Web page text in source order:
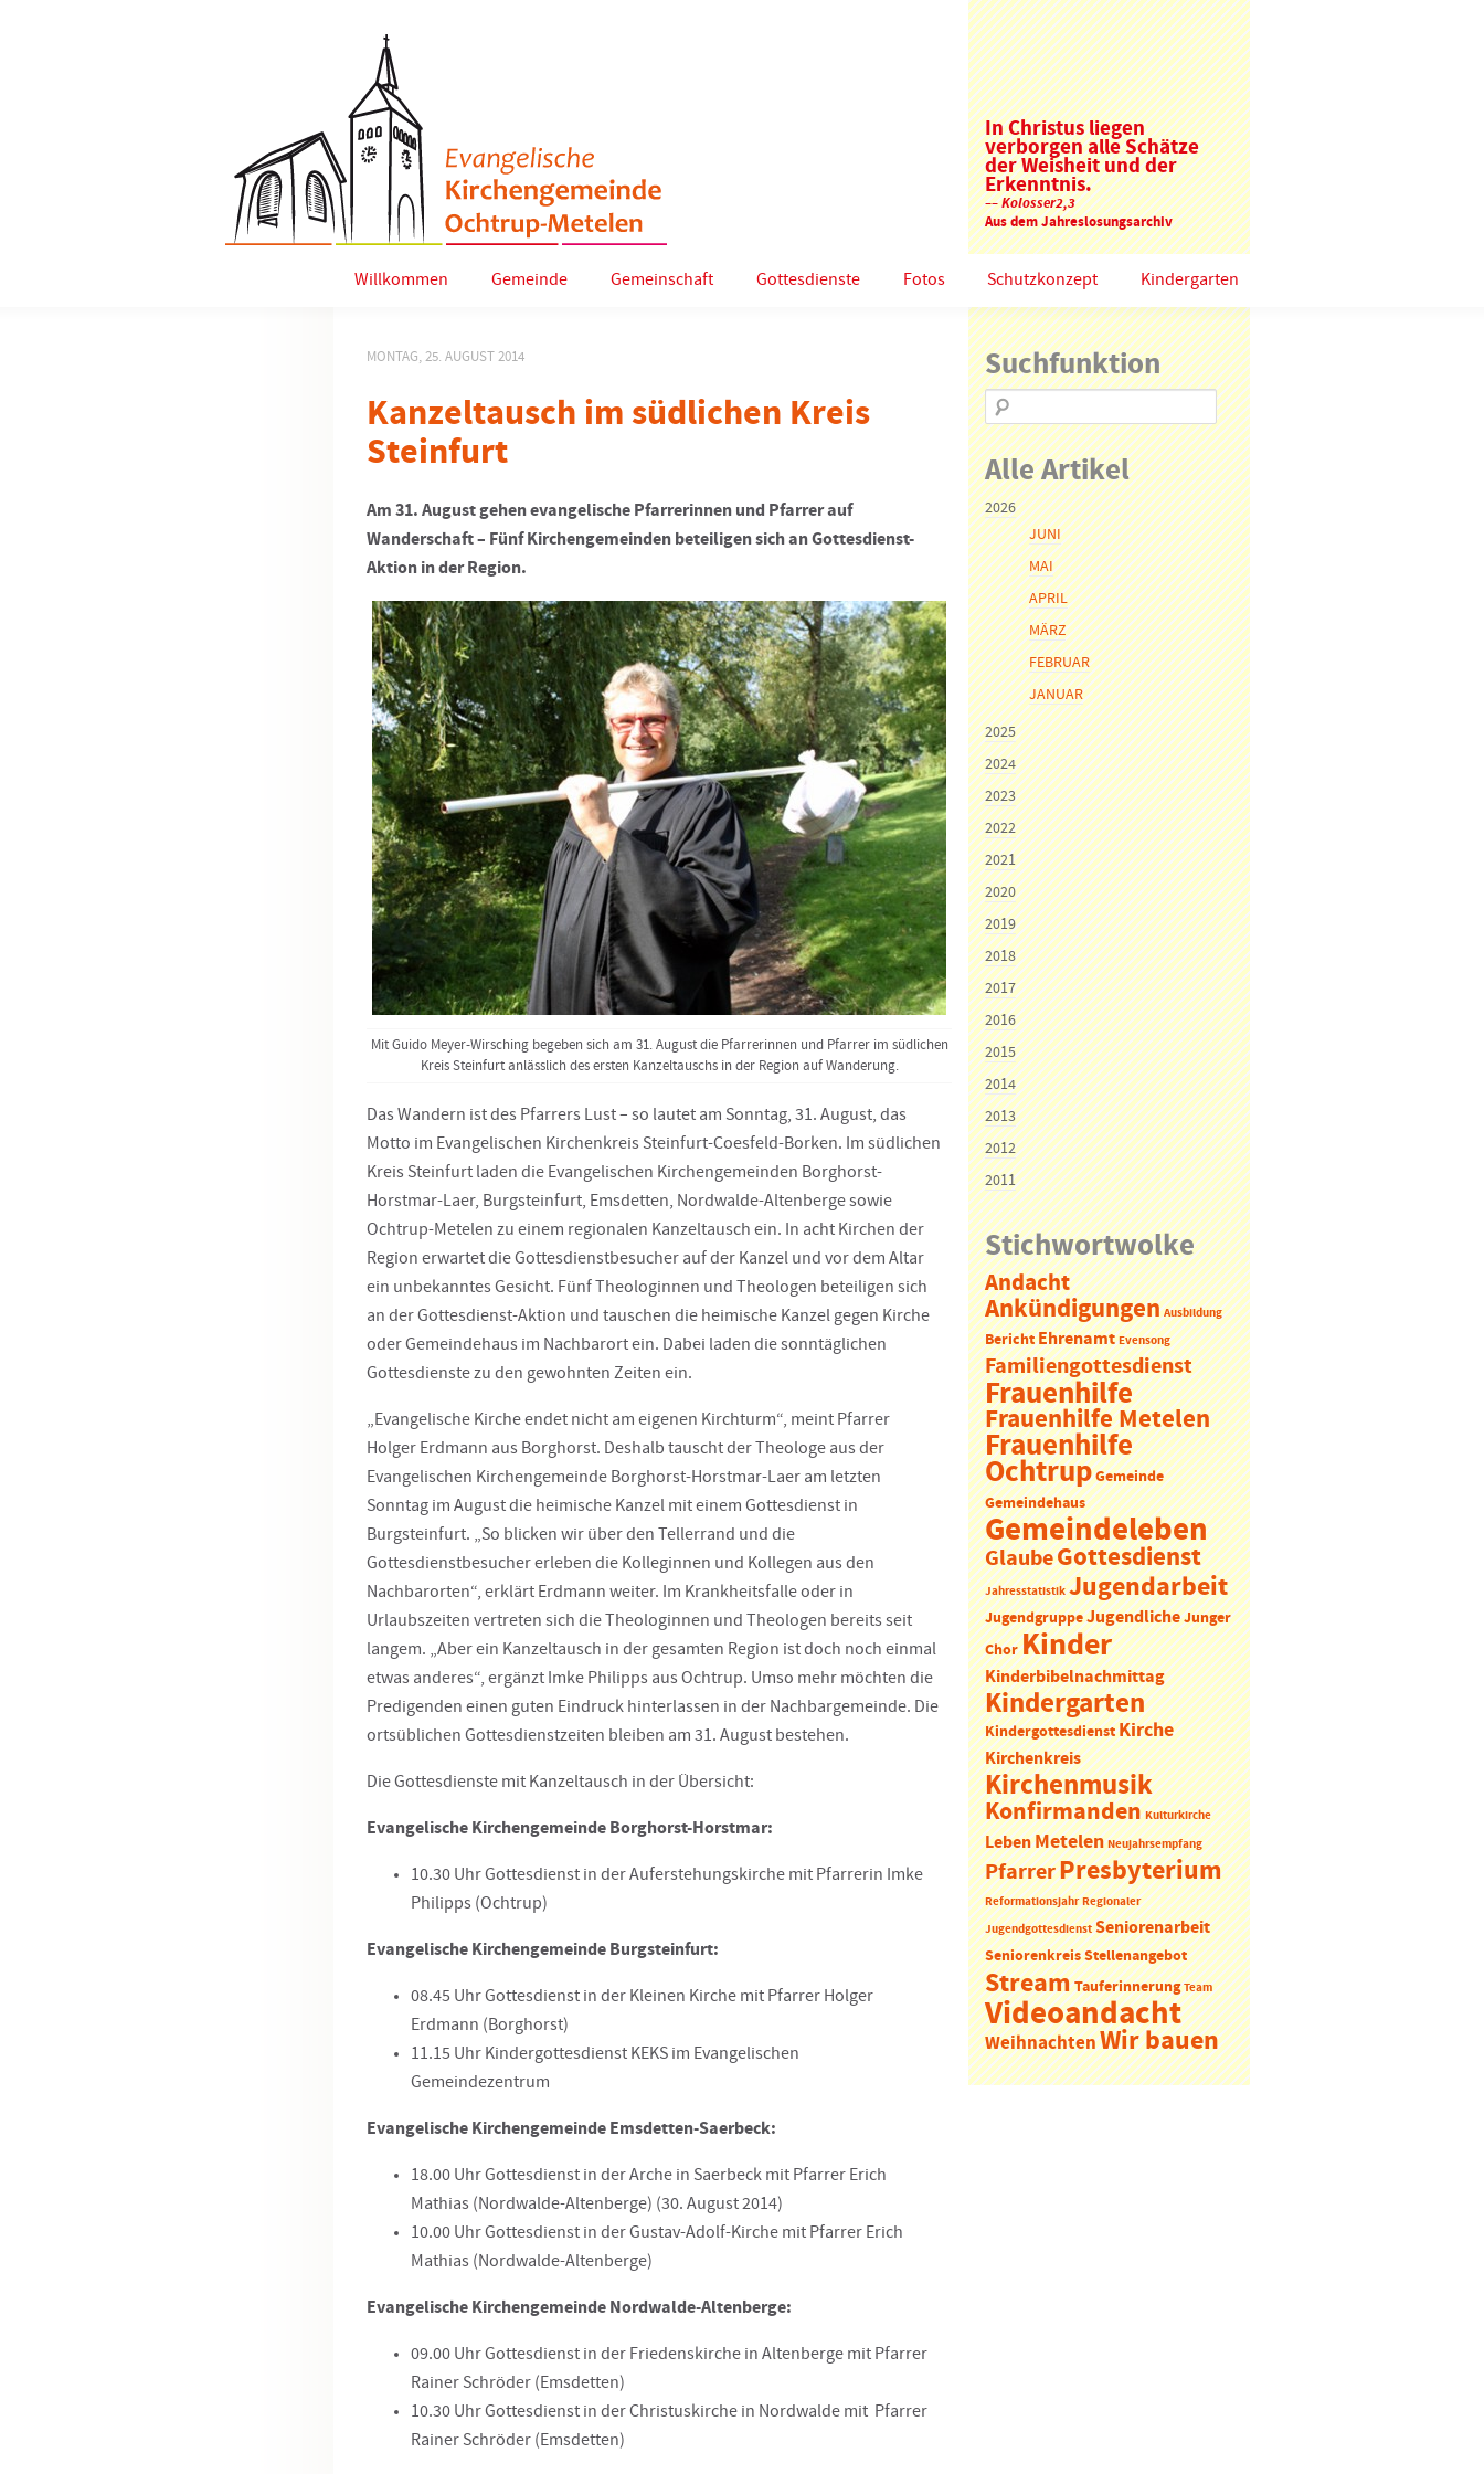
In Christus liegen
verborgen alle Schätze
der Weisheit und der
Erkenntnis.
–– Kolosser2,3
Aus dem Jahreslosungsarchiv
Willkommen Gemeinde Gemeinschaft Gottesdienste Fotos Schutzkonzept Kindergarten
MONTAG, 25. AUGUST 2014
Kanzeltausch im südlichen Kreis
Steinfurt
Am 31. August gehen evangelische Pfarrerinnen und Pfarrer auf
Wanderschaft – Fünf Kirchengemeinden beteiligen sich an Gottesdienst-
Aktion in der Region.
Mit Guido Meyer-Wirsching begeben sich am 31. August die Pfarrerinnen und Pfarrer im südlichen
Kreis Steinfurt anlässlich des ersten Kanzeltauschs in der Region auf Wanderung.
Das Wandern ist des Pfarrers Lust – so lautet am Sonntag, 31. August, das
Motto im Evangelischen Kirchenkreis Steinfurt-Coesfeld-Borken. Im südlichen
Kreis Steinfurt laden die Evangelischen Kirchengemeinden Borghorst-
Horstmar-Laer, Burgsteinfurt, Emsdetten, Nordwalde-Altenberge sowie
Ochtrup-Metelen zu einem regionalen Kanzeltausch ein. In acht Kirchen der
Region erwartet die Gottesdienstbesucher auf der Kanzel und vor dem Altar
ein unbekanntes Gesicht. Fünf Theologinnen und Theologen beteiligen sich
an der Gottesdienst-Aktion und tauschen die heimische Kanzel gegen Kirche
oder Gemeindehaus im Nachbarort ein. Dabei laden die sonntäglichen
Gottesdienste zu den gewohnten Zeiten ein.
„Evangelische Kirche endet nicht am eigenen Kirchturm“, meint Pfarrer
Holger Erdmann aus Borghorst. Deshalb tauscht der Theologe aus der
Evangelischen Kirchengemeinde Borghorst-Horstmar-Laer am letzten
Sonntag im August die heimische Kanzel mit einem Gottesdienst in
Burgsteinfurt. „So blicken wir über den Tellerrand und die
Gottesdienstbesucher erleben die Kolleginnen und Kollegen aus den
Nachbarorten“, erklärt Erdmann weiter. Im Krankheitsfalle oder in
Urlaubszeiten vertreten sich die Theologinnen und Theologen bereits seit
langem. „Aber ein Kanzeltausch in der gesamten Region ist doch noch einmal
etwas anderes“, ergänzt Imke Philipps aus Ochtrup. Umso mehr möchten die
Predigenden einen guten Eindruck hinterlassen in der Nachbargemeinde. Die
ortsüblichen Gottesdienstzeiten bleiben am 31. August bestehen.
Die Gottesdienste mit Kanzeltausch in der Übersicht:
Evangelische Kirchengemeinde Borghorst-Horstmar:
10.30 Uhr Gottesdienst in der Auferstehungskirche mit Pfarrerin Imke
Philipps (Ochtrup)
Evangelische Kirchengemeinde Burgsteinfurt:
08.45 Uhr Gottesdienst in der Kleinen Kirche mit Pfarrer Holger
Erdmann (Borghorst)
11.15 Uhr Kindergottesdienst KEKS im Evangelischen
Gemeindezentrum
Evangelische Kirchengemeinde Emsdetten-Saerbeck:
18.00 Uhr Gottesdienst in der Arche in Saerbeck mit Pfarrer Erich
Mathias (Nordwalde-Altenberge) (30. August 2014)
10.00 Uhr Gottesdienst in der Gustav-Adolf-Kirche mit Pfarrer Erich
Mathias (Nordwalde-Altenberge)
Evangelische Kirchengemeinde Nordwalde-Altenberge:
09.00 Uhr Gottesdienst in der Friedenskirche in Altenberge mit Pfarrer
Rainer Schröder (Emsdetten)
10.30 Uhr Gottesdienst in der Christuskirche in Nordwalde mit Pfarrer
Rainer Schröder (Emsdetten)
Suchfunktion
Alle Artikel
2026
JUNI
MAI
APRIL
MÄRZ
FEBRUAR
JANUAR
2025
2024
2023
2022
2021
2020
2019
2018
2017
2016
2015
2014
2013
2012
2011
Stichwortwolke
Andacht
Ankündigungen Ausbildung
Bericht Ehrenamt Evensong
Familiengottesdienst
Frauenhilfe
Frauenhilfe Metelen
Frauenhilfe
Ochtrup Gemeinde
Gemeindehaus
Gemeindeleben
GlaubeGottesdienst
Jahresstatistik Jugendarbeit
Jugendgruppe Jugendliche Junger
Chor Kinder
Kinderbibelnachmittag
Kindergarten
Kindergottesdienst Kirche
Kirchenkreis
Kirchenmusik
Konfirmanden Kulturkirche
LebenMetelen Neujahrsempfang
PfarrerPresbyterium
Reformationsjahr Regionaler
Jugendgottesdienst Seniorenarbeit
Seniorenkreis Stellenangebot
Stream Tauferinnerung Team
Videoandacht
WeihnachtenWir bauen